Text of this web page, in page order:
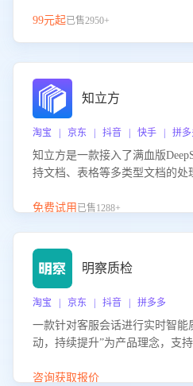
99元起已售2950+
知立方
淘宝 | 京东 | 抖音 | 快手 | 拼多
知立方是一款接入了满血版
持文档、表格等多类型文档的处
识支持，帮助用户高效管理和利
免费试用 已售1288+
明察质检
淘宝 | 京东 | 抖音 | 拼多多
一款针对客服会话进行实时智能
动，持续提升”为产品理念，支
升客服团队的销服能力。
咨询获取报价